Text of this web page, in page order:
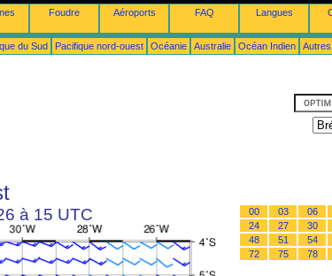
Foudre Aéroports FAQ Langues
du Sud Pacifique nord-ouest Océanie Australie Océan Indien Autres
à 15 UTC 00 03 06
24
27 30
48
51 54
72
75 78